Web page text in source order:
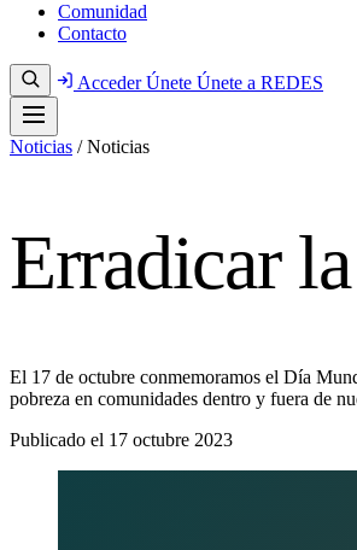
Comunidad
Contacto
AccederÚnete Únete a REDES
Noticias / Noticias
Erradicar
El 17 de octubre conmemoramos el Día
pobreza en comunidades dentro y fuera de
Publicado el 17 octubre 2023